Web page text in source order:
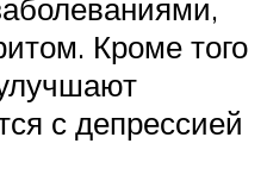
Кроме того
с депрессией